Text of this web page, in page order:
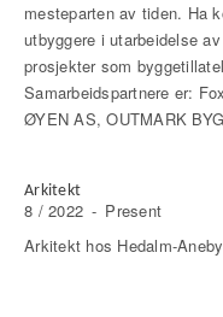
mesteparten av tiden. Ha
utbyggere i utarbeidelse
prosjekter som
Samarbeidspartnere er:
ØYEN AS, OUTMARK
Arkitekt
8 / 2022 - Present
Arkitekt hos Hedalm-